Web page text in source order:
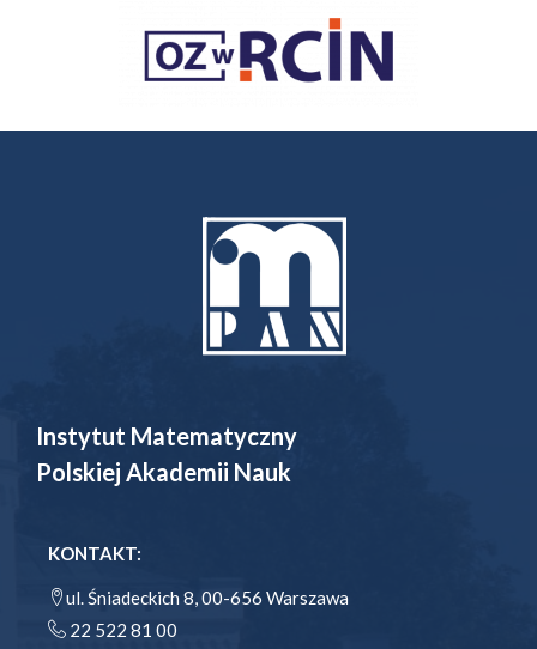
Instytut Matematyczny
Polskiej Akademii Nauk
KONTAKT:
ul. Śniadeckich 8, 00-656 Warszawa
22 522 81 00